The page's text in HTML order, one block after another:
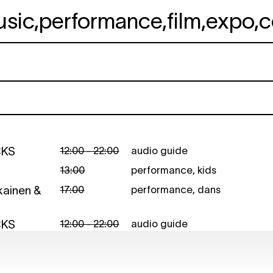
,performance,film,expo,
12:00 - 22:00
audio guide
13:00
performance, kids
& 17:00 performance, dans
12:00 - 22:00 audio guide